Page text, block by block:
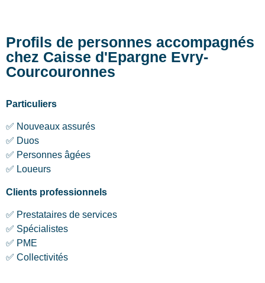
Profils de personnes accompagnés
chez Caisse d'Epargne Evry-
Courcouronnes
Particuliers
✅ Nouveaux assurés
✅ Duos
✅ Personnes âgées
✅ Loueurs
Clients professionnels
✅ Prestataires de services
✅ Spécialistes
✅ PME
✅ Collectivités